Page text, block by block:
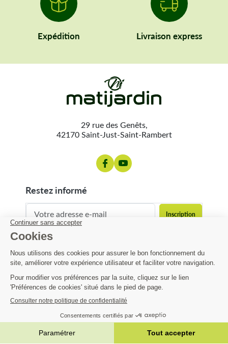
Expédition Livraison express
29 rue des Genêts,
42170 Saint-Just-Saint-Rambert
restez informé
contact@matijardin.fr 04 81 120 120
Matijardin
Infos pratiques